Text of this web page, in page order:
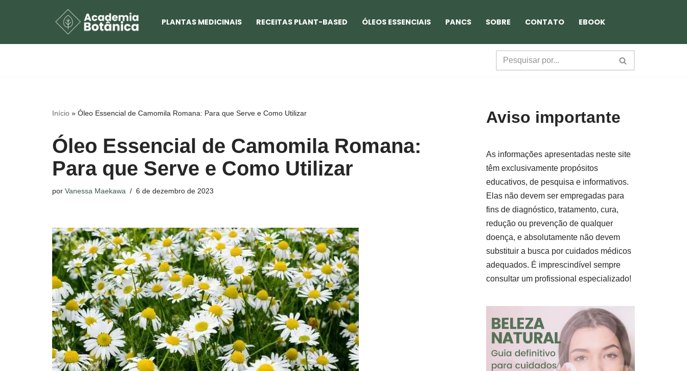
para
PLANTAS MEDICINAIS RECEITAS PLANT-BASED ÓLEOS ESSENCIAIS PANCS SOBRE CONTATO EBOOK
Início » Óleo Essencial de Camomila Romana: Para que Serve e Como Utilizar
Óleo Essencial de Camomila Romana:
Para que Serve e Como Utilizar
por Vanessa Maekawa 6 de dezembro de 2023
Aviso importante
As informações apresentadas neste site
têm exclusivamente propósitos
educativos, de pesquisa e informativos.
Elas não devem ser empregadas para
fins de diagnóstico, tratamento, cura,
redução ou prevenção de qualquer
doença, e absolutamente não devem
substituir a busca por cuidados médicos
adequados. É imprescindível sempre
consultar um profissional especializado!